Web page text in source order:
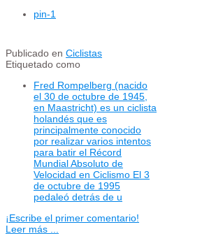
pin-1
Publicado en Ciclistas
Etiquetado como
Fred Rompelberg (nacido
el 30 de octubre de 1945,
en Maastricht) es un ciclista
holandés que es
principalmente conocido
por realizar varios intentos
para batir el Récord
Mundial Absoluto de
Velocidad en Ciclismo El 3
de octubre de 1995
pedaleó detrás de u
¡Escribe el primer comentario!
Leer más ...